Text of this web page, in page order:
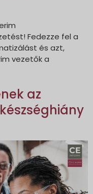
Fedezze fel a
és azt,
vezetők a
az